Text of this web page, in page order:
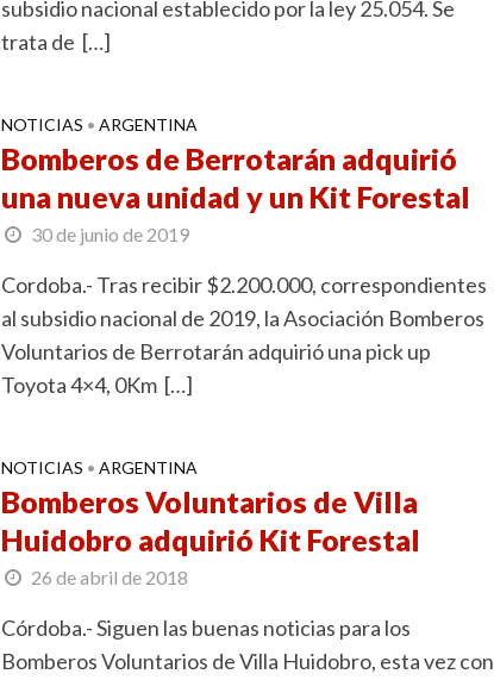
subsidio nacional establecido por la ley 25.054. Se
trata de […]
NOTICIAS • ARGENTINA
Bomberos de Berrotarán adquirió
una nueva unidad y un Kit Forestal
30 de junio de 2019
Cordoba.- Tras recibir $2.200.000, correspondientes
al subsidio nacional de 2019, la Asociación Bomberos
Voluntarios de Berrotarán adquirió una pick up
Toyota 4×4, 0Km […]
NOTICIAS • ARGENTINA
Bomberos Voluntarios de Villa
Huidobro adquirió Kit Forestal
26 de abril de 2018
Córdoba.- Siguen las buenas noticias para los
Bomberos Voluntarios de Villa Huidobro, esta vez con